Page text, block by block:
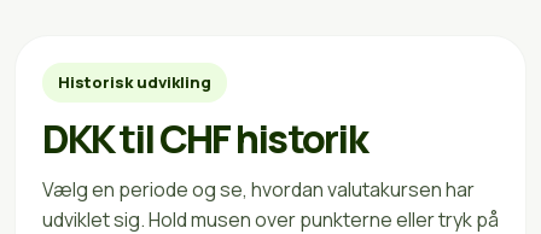
Historisk udvikling
DKK til CHF historik
Vælg en periode og se, hvordan valutakursen har
udviklet sig. Hold musen over punkterne eller tryk på